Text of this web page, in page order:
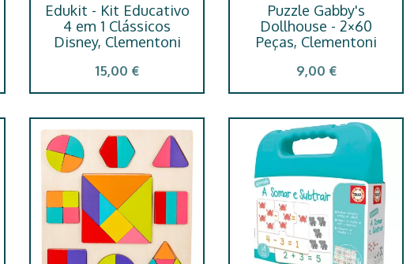
Edukit - Kit Educativo
4 em 1 Clássicos
Disney, Clementoni
15,00 €
Puzzle Gabby's
Dollhouse - 2×60
Peças, Clementoni
9,00 €